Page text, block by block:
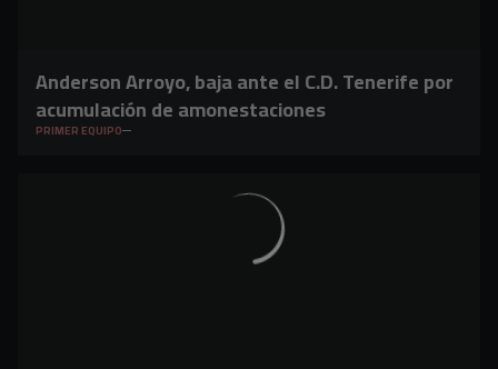
Anderson Arroyo, baja ante el C.D. Tenerife por
acumulación de amonestaciones
PRIMER EQUIPO